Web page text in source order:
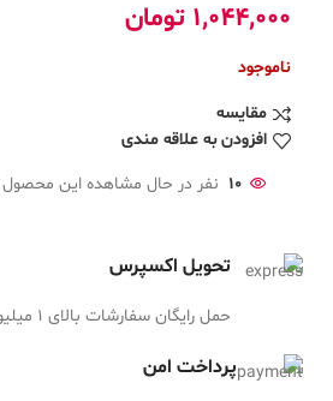
1,044,000 تومان
ناموجود
مقایسه
افزودن به علاقه مندی
10 نفر در حال مشاهده این
تحویل اکسپرس
حمل رایگان سفارشات بالای 1 میلیون تومان
پرداخت امن